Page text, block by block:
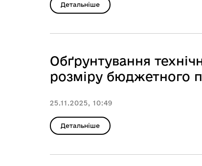
Детальніше
Обґрунтування
розміру бюджетного
25.11.2025, 10:49
Детальніше